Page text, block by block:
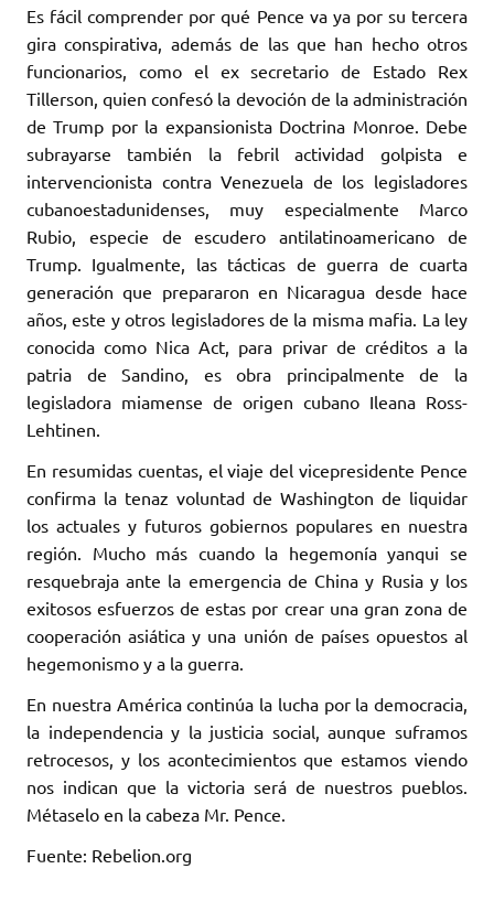
Es fácil comprender por qué Pence va ya por su tercera
gira conspirativa, además de las que han hecho otros
funcionarios, como el ex secretario de Estado Rex
Tillerson, quien confesó la devoción de la administración
de Trump por la expansionista Doctrina Monroe. Debe
subrayarse también la febril actividad golpista e
intervencionista contra Venezuela de los legisladores
cubanoestadunidenses, muy especialmente Marco
Rubio, especie de escudero antilatinoamericano de
Trump. Igualmente, las tácticas de guerra de cuarta
generación que prepararon en Nicaragua desde hace
años, este y otros legisladores de la misma mafia. La ley
conocida como Nica Act, para privar de créditos a la
patria de Sandino, es obra principalmente de la
legisladora miamense de origen cubano Ileana Ross-
Lehtinen.
En resumidas cuentas, el viaje del vicepresidente Pence
confirma la tenaz voluntad de Washington de liquidar
los actuales y futuros gobiernos populares en nuestra
región. Mucho más cuando la hegemonía yanqui se
resquebraja ante la emergencia de China y Rusia y los
exitosos esfuerzos de estas por crear una gran zona de
cooperación asiática y una unión de países opuestos al
hegemonismo y a la guerra.
En nuestra América continúa la lucha por la democracia,
la independencia y la justicia social, aunque suframos
retrocesos, y los acontecimientos que estamos viendo
nos indican que la victoria será de nuestros pueblos.
Métaselo en la cabeza Mr. Pence.
Fuente: Rebelion.org